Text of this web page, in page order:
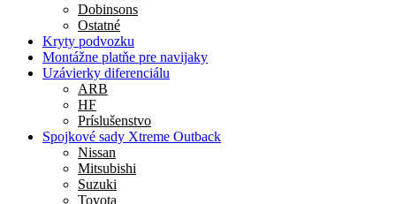
Dobinsons
Ostatné
Kryty podvozku
Montážne platňe pre navijaky
Uzávierky diferenciálu
ARB
HF
Príslušenstvo
Spojkové sady Xtreme Outback
Nissan
Mitsubishi
Suzuki
Toyota